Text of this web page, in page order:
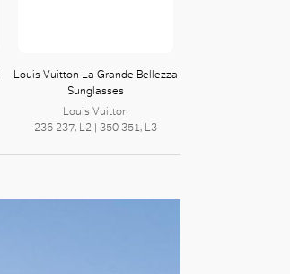
Louis Vuitton La Grande Bellezza
Sunglasses
Louis Vuitton
236-237, L2 | 350-351, L3